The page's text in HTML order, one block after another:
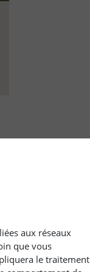
aux réseaux
que vous
le traitement